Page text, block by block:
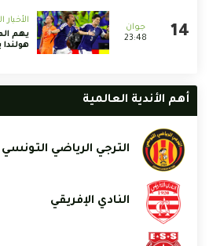
23:48
الأخبار
يهم
هولندا
أهم الأندية العالمية
الترجي الرياضي التونسي
النادي الإفريقي